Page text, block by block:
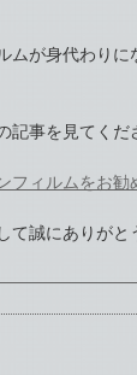
ムが身代わりに
記事を見てくだ
フィルムをお勧
誠にありがと